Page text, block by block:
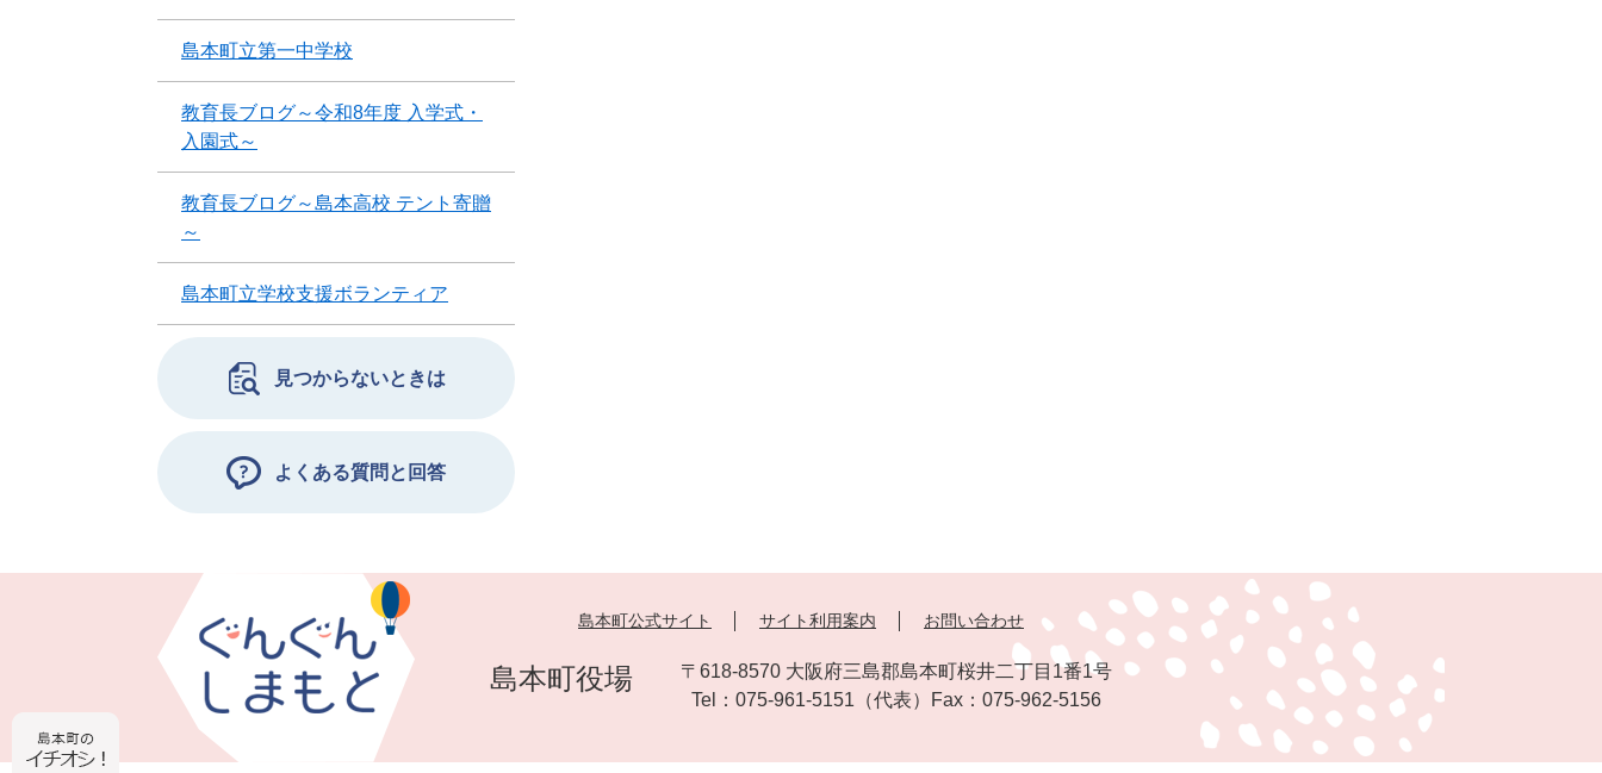
島本町立第一中学校
教育長ブログ～令和8年度 入学式・
入園式～
教育長ブログ～島本高校 テント寄贈
～
島本町立学校支援ボランティア
見つからないときは
よくある質問と回答
島本町公式サイト サイト利用案内 お問い合わせ
島本町役場
〒618-8570 大阪府三島郡島本町桜井二丁目1番1号
Tel： 075-961-5151 （代表） Fax： 075-962-5156